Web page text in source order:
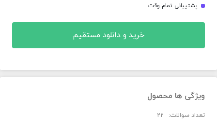
پشتیبانی تمام وقت
خرید و دانلود مستقیم
ویژگی ها محصول
تعداد سوالات:
22